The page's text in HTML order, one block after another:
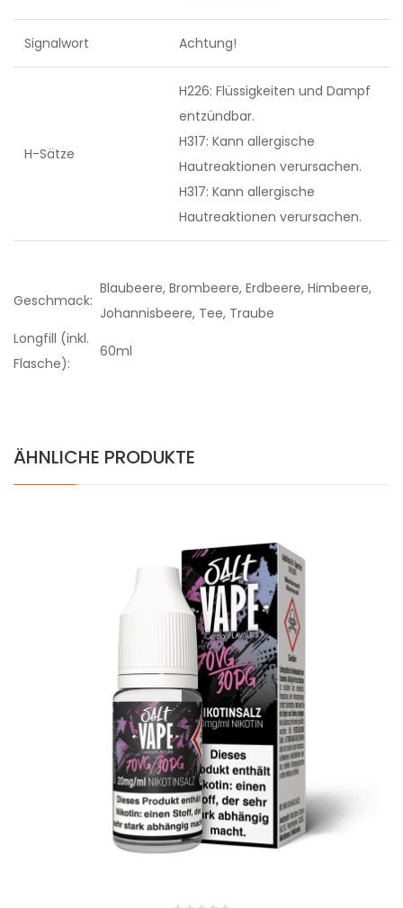
Signalwort Achtung!
H-Sätze
H226: Flüssigkeiten und Dampf
entzündbar.
H317: Kann allergische
Hautreaktionen verursachen.
H317: Kann allergische
Hautreaktionen verursachen.
Geschmack:
Blaubeere, Brombeere, Erdbeere, Himbeere,
Johannisbeere, Tee, Traube
Longfill (inkl.
Flasche):
60ml
ÄHNLICHE PRODUKTE